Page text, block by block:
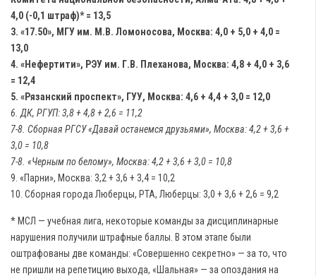
4,0 (-0,1 штраф)* = 13,5
3. «17.50», МГУ им. М.В. Ломоносова, Москва: 4,0 + 5,0 + 4,0 =
13,0
4. «Нефертити», РЭУ им. Г.В. Плеханова, Москва: 4,8 + 4,0 + 3,6
= 12,4
5. «Рязанский проспект», ГУУ, Москва: 4,6 + 4,4 + 3,0 = 12,0
6. ДК, РГУП: 3,8 + 4,8 + 2,6 = 11,2
7-8. Сборная РГСУ «Давай останемся друзьями», Москва: 4,2 + 3,6 +
3,0 = 10,8
7-8. «Черным по белому», Москва: 4,2 + 3,6 + 3,0 = 10,8
9. «Парни», Москва: 3,2 + 3,6 + 3,4 = 10,2
10. Сборная города Люберцы, РТА, Люберцы: 3,0 + 3,6 + 2,6 = 9,2
* МСЛ — учебная лига, некоторые команды за дисциплинарные
нарушения получили штрафные баллы. В этом этапе были
оштрафованы две команды: «Совершенно секретно» — за то, что
не пришли на репетицию выхода, «Шальная» — за опоздания на